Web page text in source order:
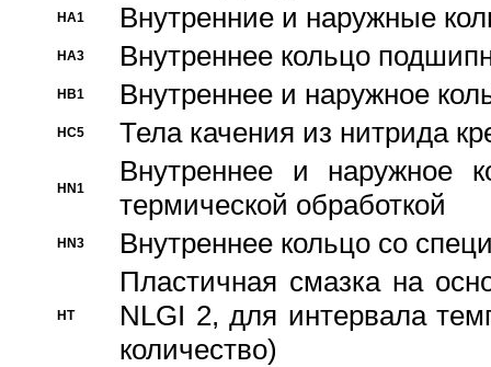
HA1 Внутренние и наружные
HA3 Bнутреннее кольцо
HB1 Bнутреннее и наружное
HC5 Тела качения из нитрида
HN1
Bнутреннее и наружное
термической обработкой
HN3 Внутреннее кольцо со
HT
Пластичная смазка на
NLGI 2, для интервала
количество)